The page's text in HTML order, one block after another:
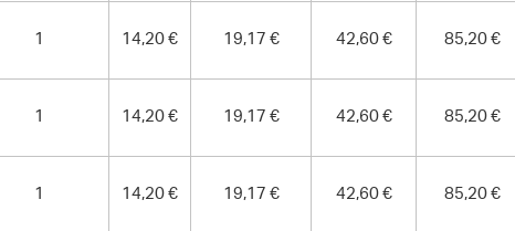
1 14,20 € 19,17 € 42,60 € 85,20 €
1 14,20 € 19,17 € 42,60 € 85,20 €
1 14,20 € 19,17 € 42,60 € 85,20 €